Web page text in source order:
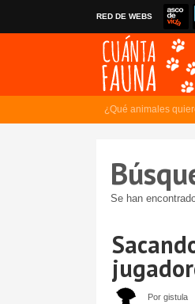
RED DE WEBS
¿Qué animales
Se han
Por gistula